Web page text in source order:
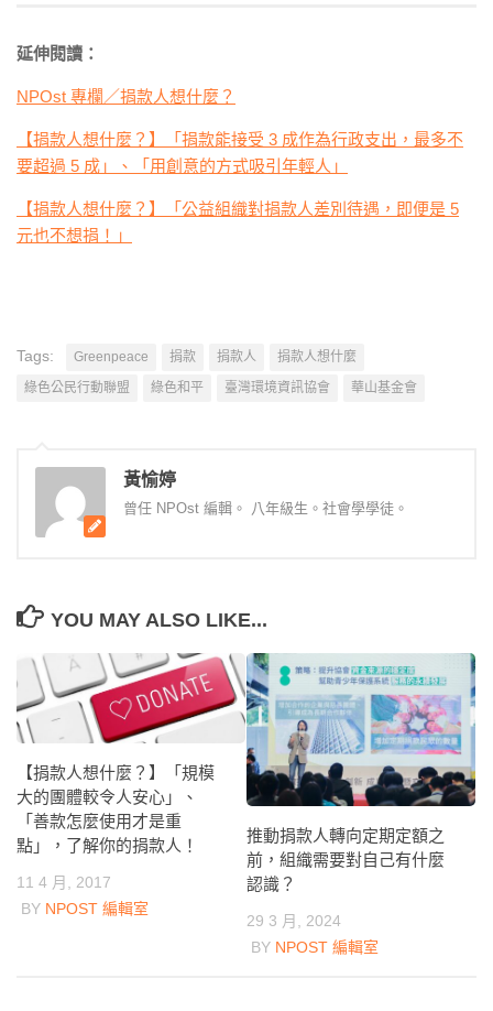
延伸閱讀：
NPOst 專欄／捐款人想什麼？
【捐款人想什麼？】「捐款能接受 3 成作為行政支出，最多不
要超過 5 成」、「用創意的方式吸引年輕人」
【捐款人想什麼？】「公益組織對捐款人差別待遇，即便是 5
元也不想捐！」
Tags: Greenpeace 捐款 捐款人
捐款人想什麼
綠色公民行動聯盟
綠色和平 臺灣環境資訊協會 華山基金會
黃愉婷
曾任 NPOst 編輯。 八年級生。社會學學徒。
YOU MAY ALSO LIKE...
【捐款人想什麼？】「規模
大的團體較令人安心」、
「善款怎麼使用才是重
點」，了解你的捐款人！
11 4 月, 2017
BY NPOST 編輯室
推動捐款人轉向定期定額之
前，組織需要對自己有什麼
認識？
29 3 月, 2024
BY NPOST 編輯室